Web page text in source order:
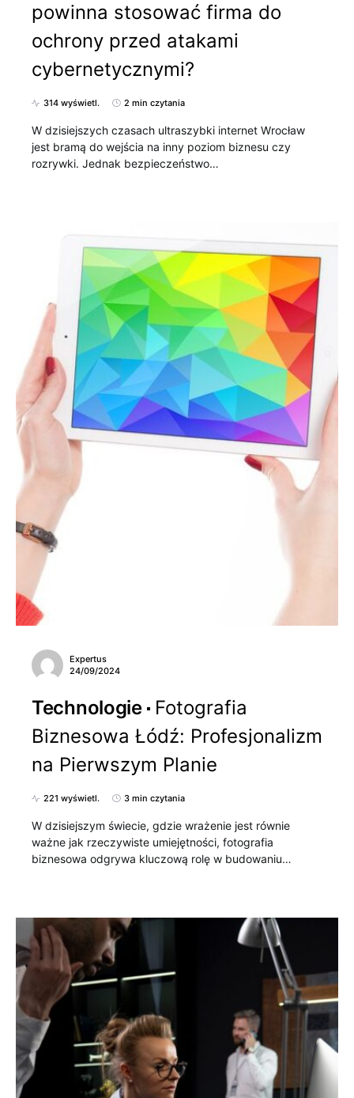
powinna stosować firma do
ochrony przed atakami
cybernetycznymi?
314 wyświetl. 2 min czytania
W dzisiejszych czasach ultraszybki internet Wrocław
jest bramą do wejścia na inny poziom biznesu czy
rozrywki. Jednak bezpieczeństwo…
Expertus
24/09/2024
Technologie
Fotografia
Biznesowa Łódź: Profesjonalizm
na Pierwszym Planie
221 wyświetl. 3 min czytania
W dzisiejszym świecie, gdzie wrażenie jest równie
ważne jak rzeczywiste umiejętności, fotografia
biznesowa odgrywa kluczową rolę w budowaniu…